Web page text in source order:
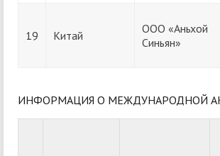
19 Китай
ООО «Аньхой
Синьян»
ИНФОРМАЦИЯ О МЕЖДУНАРОДНОЙ